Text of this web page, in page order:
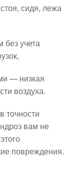
сидя, лежа
без учета
— низкая
воздуха.
точности
вам не
повреждения.